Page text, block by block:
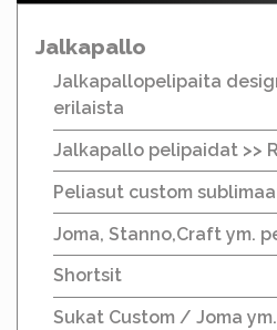
Jalkapallo
Jalkapallopelipaita
erilaista
Jalkapallo pelipaidat >>
Peliasut custom
Joma, Stanno,Craft ym.
Shortsit
Sukat Custom / Joma ym.